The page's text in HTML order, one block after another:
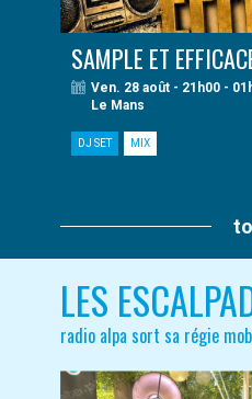
SAMPLE ET
Ven. 28 août - 21h00 -
Le Mans
DJ SET MIX
LES
radio alpa sort sa régie